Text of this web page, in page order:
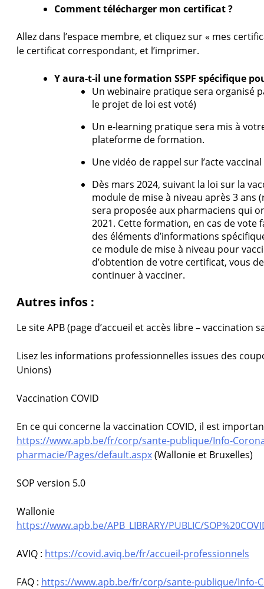
Comment télécharger mon certificat ?
Allez dans l’espace membre, et cliquez sur « mes
le certificat correspondant, et l’imprimer.
Y aura-t-il une formation SSPF spécifique
Un webinaire pratique sera organisé
le projet de loi est voté)
Un e-learning pratique sera mis à
plateforme de formation.
Une vidéo de rappel sur l’acte
Dès mars 2024, suivant la loi sur la
module de mise à niveau après 3
sera proposée aux pharmaciens qui
2021. Cette formation, en cas de
des éléments d’informations
ce module de mise à niveau pour
d’obtention de votre certificat, vous
continuer à vacciner.
Autres infos :
Le site APB (page d’accueil et accès libre – vaccination
Lisez les informations professionnelles issues des
Unions)
Vaccination COVID
En ce qui concerne la vaccination COVID, il est
https://www.apb.be/fr/corp/sante-publique/Info-
pharmacie/Pages/default.aspx(Wallonie et Bruxelles)
SOP version 5.0
Wallonie
https://www.apb.be/APB_LIBRARY/PUBLIC/
AVIQ : https://covid.aviq.be/fr/accueil-professionnels
FAQ : https://www.apb.be/fr/corp/sante-publique/Info-